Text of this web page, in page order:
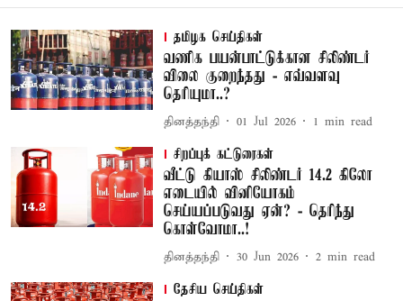
தமிழக செய்திகள்
வணிக பயன்பாட்டுக்கான சிலிண்டர்
விலை குறைந்தது - எவ்வளவு
தெரியுமா..?
தினத்தந்தி 01 Jul 2026 1 min read
சிறப்புக் கட்டுரைகள்
வீட்டு கியாஸ் சிலிண்டர் 14.2 கிலோ
எடையில் வினியோகம்
செய்யப்படுவது ஏன்? - தெரிந்து
கொள்வோமா..!
தினத்தந்தி 30 Jun 2026 2 min read
தேசிய செய்திகள்